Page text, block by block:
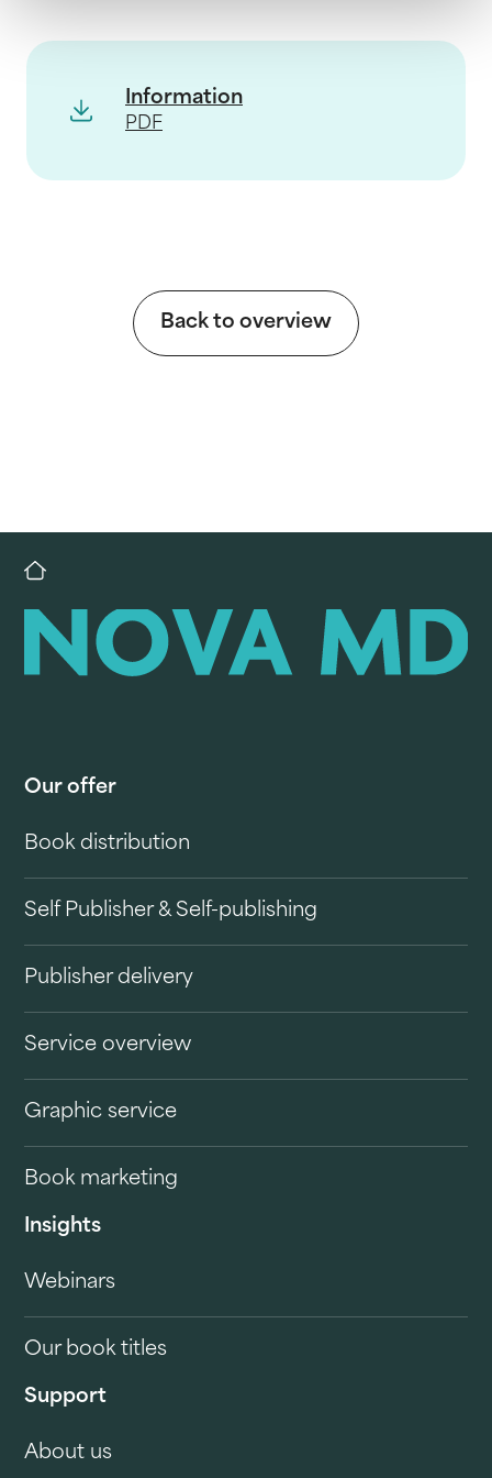
Information
PDF
Back to overview
Our offer
Book distribution
Self Publisher & Self-publishing
Publisher delivery
Service overview
Graphic service
Book marketing
Insights
Webinars
Our book titles
Support
About us